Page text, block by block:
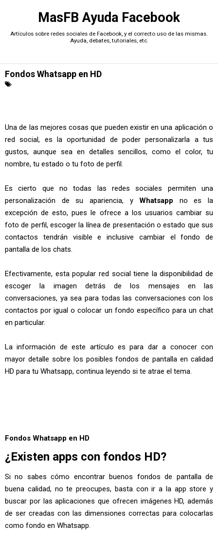
MasFB Ayuda Facebook
Artículos sobre redes sociales de Facebook, y el correcto uso de las mismas.
Ayuda, debates, tutoriales, etc.
Fondos Whatsapp en HD
Una de las mejores cosas que pueden existir en una aplicación o
red social, es la oportunidad de poder personalizarla a tus
gustos, aunque sea en detalles sencillos, como el color, tu
nombre, tu estado o tu foto de perfil.
Es cierto que no todas las redes sociales permiten una
personalización de su apariencia, yWhatsapp no es la
excepción de esto, pues le ofrece a los usuarios cambiar su
foto de perfil, escoger la línea de presentación o estado que sus
contactos tendrán visible e inclusive cambiar el fondo de
pantalla de los chats.
Efectivamente, esta popular red social tiene la disponibilidad de
escoger la imagen detrás de los mensajes en las
conversaciones, ya sea para todas las conversaciones con los
contactos por igual o colocar un fondo específico para un chat
en particular.
La información de este artículo es para dar a conocer con
mayor detalle sobre los posibles fondos de pantalla en calidad
HD para tu Whatsapp, continua leyendo si te atrae el tema.
Fondos Whatsapp en HD
¿Existen apps con fondos HD?
Si no sabes cómo encontrar buenos fondos de pantalla de
buena calidad, no te preocupes, basta con ir a la app store y
buscar por las aplicaciones que ofrecen imágenes HD, además
de ser creadas con las dimensiones correctas para colocarlas
como fondo en Whatsapp.